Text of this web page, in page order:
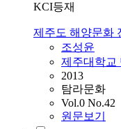
KCI등재
제주도 해양문화
조성윤
제주대학교
2013
탐라문화
Vol.0 No.42
원문보기